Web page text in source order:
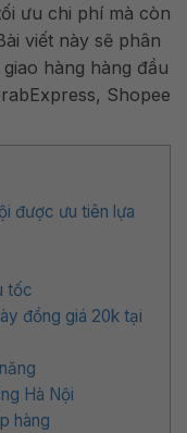
ưu chi phí mà còn
viết này sẽ phân
hàng hàng đầu
Shopee
được ưu tiên lựa
tốc
đồng giá 20k tại
Hà Nội
hàng